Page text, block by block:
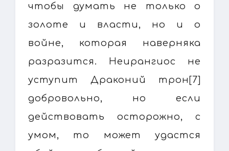
чтобы думать не только о
золоте и власти, но и о
войне, которая наверняка
разразится. Неирангиос не
уступит Драконий трон[7]
добровольно, но если
действовать осторожно, с
умом, то может удастся